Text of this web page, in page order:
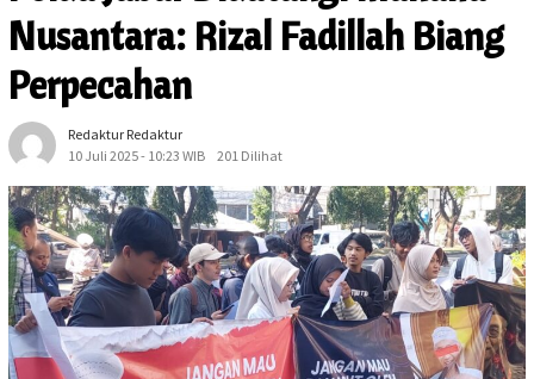
Nusantara: Rizal Fadillah Biang
Perpecahan
Redaktur Redaktur
10 Juli 2025 - 10:23 WIB
201 Dilihat